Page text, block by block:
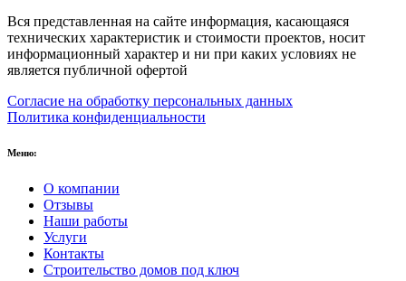
Вся представленная на сайте информация, касающаяся
технических характеристик и стоимости проектов, носит
информационный характер и ни при каких условиях не
является публичной офертой
Согласие на обработку персональных данных
Политика конфиденциальности
Меню:
О компании
Отзывы
Наши работы
Услуги
Контакты
Строительство домов под ключ